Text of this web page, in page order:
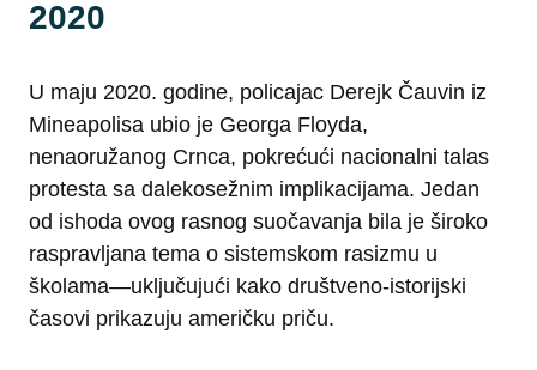
2020
U maju 2020. godine, policajac Derejk Čauvin iz
Mineapolisa ubio je Georga Floyda,
nenaoružanog Crnca, pokrećući nacionalni talas
protesta sa dalekosežnim implikacijama. Jedan
od ishoda ovog rasnog suočavanja bila je široko
raspravljana tema o sistemskom rasizmu u
školama—uključujući kako društveno-istorijski
časovi prikazuju američku priču.